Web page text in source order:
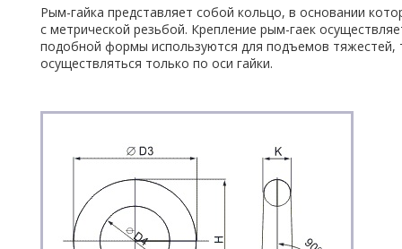
Рым-гайка представляет собой кольцо, в основании
с метрической резьбой. Крепление рым-гаек
подобной формы используются для подъемов
осуществляться только по оси гайки.